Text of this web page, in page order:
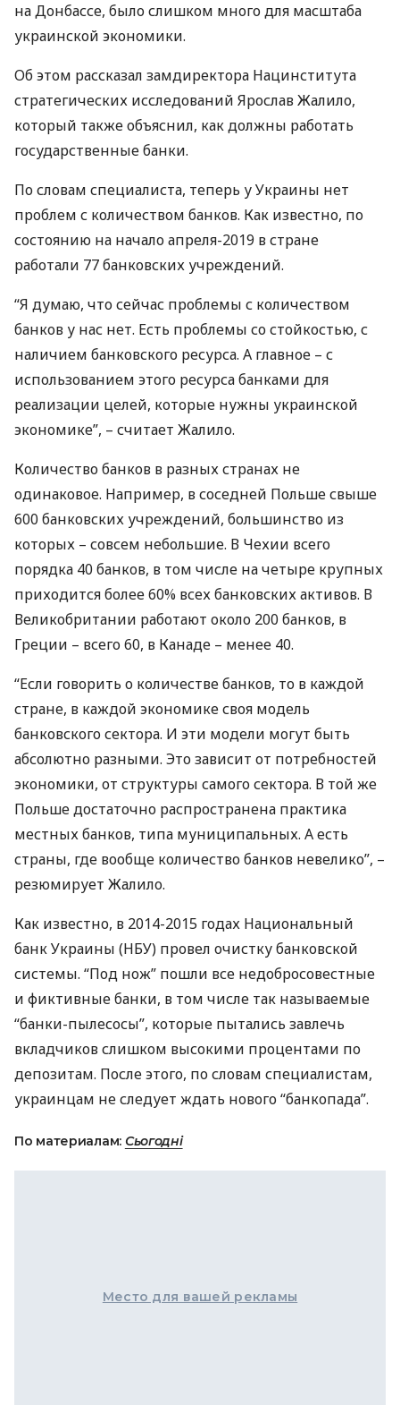
на Донбассе, было слишком много для масштаба
украинской экономики.
Об этом рассказал замдиректора Нацинститута
стратегических исследований Ярослав Жалило,
который также объяснил, как должны работать
государственные банки.
По словам специалиста, теперь у Украины нет
проблем с количеством банков. Как известно, по
состоянию на начало апреля-2019 в стране
работали 77 банковских учреждений.
“Я думаю, что сейчас проблемы с количеством
банков у нас нет. Есть проблемы со стойкостью, с
наличием банковского ресурса. А главное – с
использованием этого ресурса банками для
реализации целей, которые нужны украинской
экономике”, – считает Жалило.
Количество банков в разных странах не
одинаковое. Например, в соседней Польше свыше
600 банковских учреждений, большинство из
которых – совсем небольшие. В Чехии всего
порядка 40 банков, в том числе на четыре крупных
приходится более 60% всех банковских активов. В
Великобритании работают около 200 банков, в
Греции – всего 60, в Канаде – менее 40.
“Если говорить о количестве банков, то в каждой
стране, в каждой экономике своя модель
банковского сектора. И эти модели могут быть
абсолютно разными. Это зависит от потребностей
экономики, от структуры самого сектора. В той же
Польше достаточно распространена практика
местных банков, типа муниципальных. А есть
страны, где вообще количество банков невелико”, –
резюмирует Жалило.
Как известно, в 2014-2015 годах Национальный
банк Украины (НБУ) провел очистку банковской
системы. “Под нож” пошли все недобросовестные
и фиктивные банки, в том числе так называемые
“банки-пылесосы”, которые пытались завлечь
вкладчиков слишком высокими процентами по
депозитам. После этого, по словам специалистам,
украинцам не следует ждать нового “банкопада”.
По материалам: Сьогодні
Место для вашей рекламы